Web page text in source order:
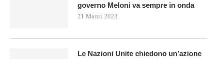
governo Meloni va sempre in onda
21 Marzo 2023
Le Nazioni Unite chiedono un’azione